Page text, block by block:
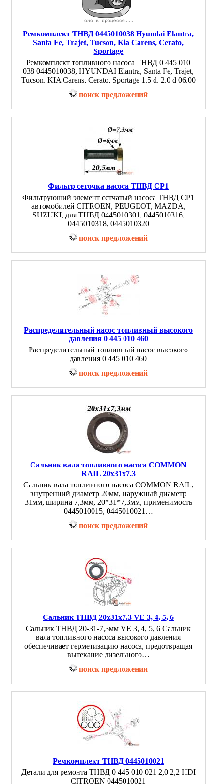
Ремкомплект ТНВД 0445010038 Hyundai Elantra,
Santa Fe, Trajet, Tucson, Kia Carens, Cerato,
Sportage
Ремкомплект топливного насоса ТНВД 0 445 010
038 0445010038, HYUNDAI Elantra, Santa Fe, Trajet,
Tucson, KIA Carens, Cerato, Sportage 1.5 d, 2.0 d 06.00
поиск предложений
Фильтр сеточка насоса ТНВД CP1
Фильтрующий элемент сетчатый насоса ТНВД CP1
автомобилей CITROEN, PEUGEOT, MAZDA,
SUZUKI, для ТНВД 0445010301, 0445010316,
0445010318, 0445010320
поиск предложений
Распределительный насос топливный высокого
давления 0 445 010 460
Распределительный топливный насос высокого
давления 0 445 010 460
поиск предложений
Сальник вала топливного насоса COMMON
RAIL 20x31x7.3
Сальник вала топливного насоса COMMON RAIL,
внутренний диаметр 20мм, наружный диаметр
31мм, ширина 7,3мм, 20*31*7,3мм, применимость
0445010015, 0445010021…
поиск предложений
Сальник ТНВД 20x31x7.3 VE 3, 4, 5, 6
Сальник ТНВД 20-31-7,3мм VE 3, 4, 5, 6 Сальник
вала топливного насоса высокого давления
обеспечивает герметизацию насоса, предотвращая
вытекание дизельного…
поиск предложений
Ремкомплект ТНВД 0445010021
Детали для ремонта ТНВД 0 445 010 021 2,0 2,2 HDI
CITROEN 0445010021